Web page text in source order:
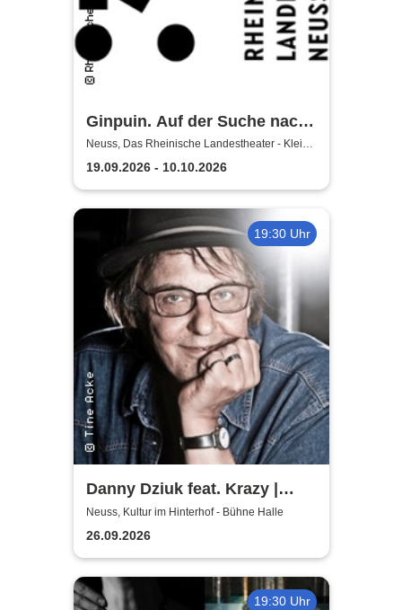
Ginpuin. Auf der Suche nach
dem großen Glück - Das
Rheinische Landestheater
Neuss
Neuss, Das Rheinische Landestheater - Kleine
Bühne
19.09.2026 - 10.10.2026
19:30 Uhr
Danny Dziuk feat. Krazy |
Kultur im Hinterhof
Neuss, Kultur im Hinterhof - Bühne Halle
26.09.2026
19:30 Uhr